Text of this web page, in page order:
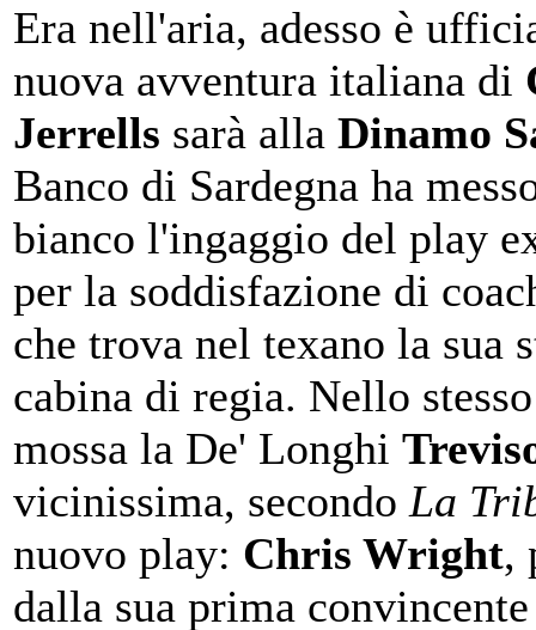
Era nell'aria, adesso è
nuova avventura italiana di
Jerrells sarà alla Dinamo
Banco di Sardegna ha
bianco l'ingaggio del play
per la soddisfazione di
che trova nel texano la sua
cabina di regia. Nello
mossa la De' Longhi
vicinissima, secondo La
nuovo play: Chris Wright,
dalla sua prima